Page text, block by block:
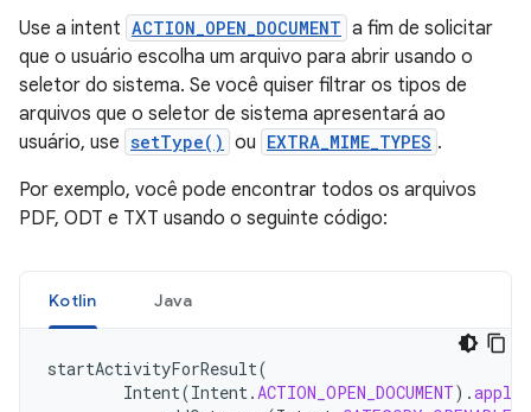
Use a intent ACTION_OPEN_DOCUMENT a fim de solicitar
que o usuário escolha um arquivo para abrir usando o
seletor do sistema. Se você quiser filtrar os tipos de
arquivos que o seletor de sistema apresentará ao
usuário, use setType() ou EXTRA_MIME_TYPES .
Por exemplo, você pode encontrar todos os arquivos
PDF, ODT e TXT usando o seguinte código:
Kotlin Java
startActivityForResult(
Intent(Intent.ACTION_OPEN_DOCUMENT).apply